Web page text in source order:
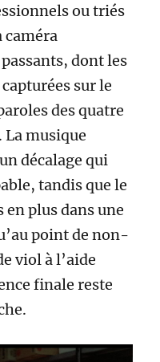
ou triés
caméra
dont les
sur le
des quatre
musique
décalage qui
tandis que le
en plus dans une
point de non-
viol à l’aide
finale reste